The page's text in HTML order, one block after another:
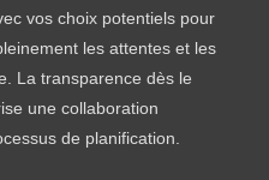
vos choix potentiels pour
les attentes et les
La transparence dès le
une collaboration
de planification.